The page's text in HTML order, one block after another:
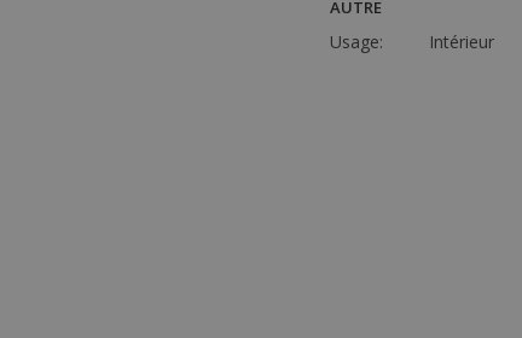
AUTRE
Usage: Intérieur